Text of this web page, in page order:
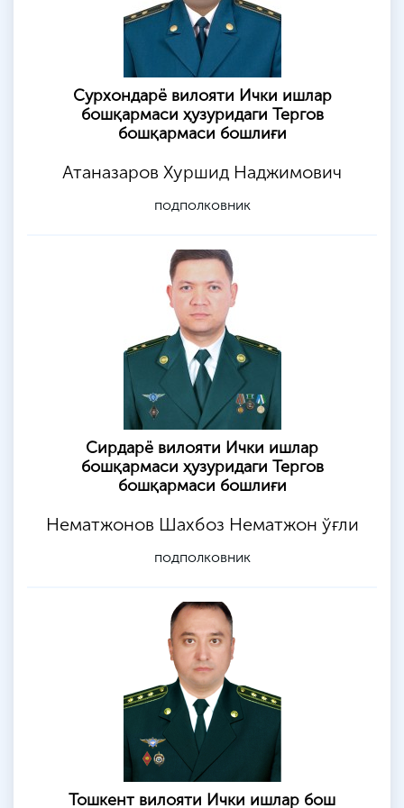
Сурхондарё вилояти Ички ишлар
бошқармаси ҳузуридаги Тергов
бошқармаси бошлиғи
Атаназаров Хуршид Наджимович
подполковник
Сирдарё вилояти Ички ишлар
бошқармаси ҳузуридаги Тергов
бошқармаси бошлиғи
Нематжонов Шахбоз Нематжон ўғли
подполковник
Тошкент вилояти Ички ишлар бош